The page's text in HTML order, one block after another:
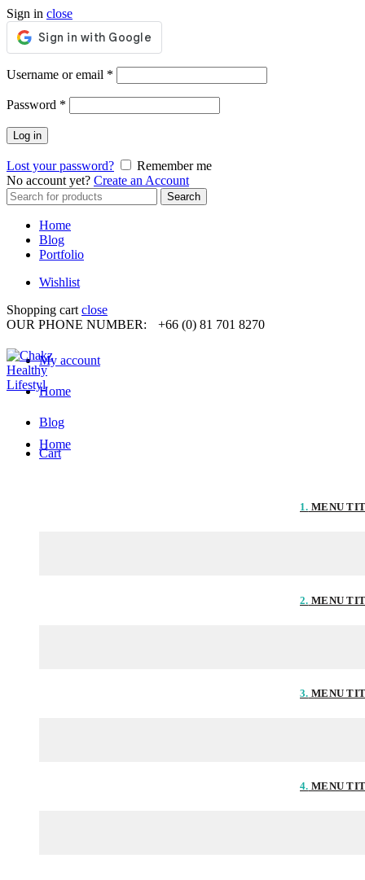
Sign in close
Username or email *
Password *
Log in
Lost your password?
Remember me
No account yet? Create an Account
Search
for:
Search
Home
Blog
Portfolio
Wishlist
Shopping cart close
OUR PHONE NUMBER:
+66 (0) 81 701 8270
My account
Home
Blog
Cart
Home
1. MENU
2. MENU
3. MENU
4. MENU